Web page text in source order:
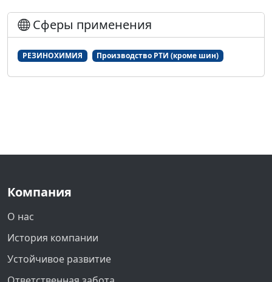
Сферы применения
РЕЗИНОХИМИЯ Производство РТИ (кроме шин)
Компания
О нас
История компании
Устойчивое развитие